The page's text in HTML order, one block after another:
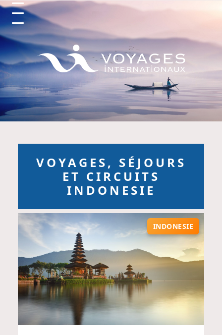
Circuits et Séjours en France,
VOYAGES, SÉJOURS
ET CIRCUITS
INDONESIE
INDONESIE